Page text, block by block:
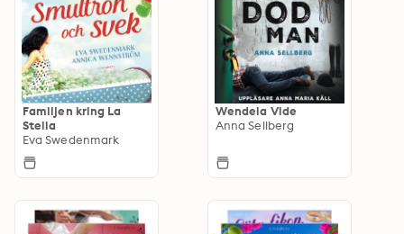
Familjen kring La
Stella
Eva Swedenmark
Wendela Vide
Anna Sellberg